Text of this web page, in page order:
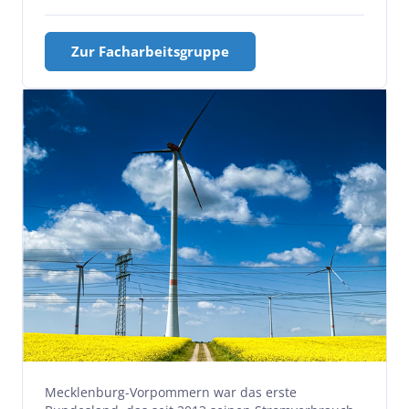
Zur Facharbeitsgruppe
Mecklenburg-Vorpommern war das erste